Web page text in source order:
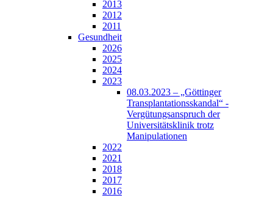
2013
2012
2011
Gesundheit
2026
2025
2024
2023
08.03.2023 – „Göttinger
Transplantationsskandal“ -
Vergütungsanspruch der
Universitätsklinik trotz
Manipulationen
2022
2021
2018
2017
2016